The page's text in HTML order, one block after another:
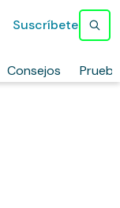
Consejos
Suscríbete